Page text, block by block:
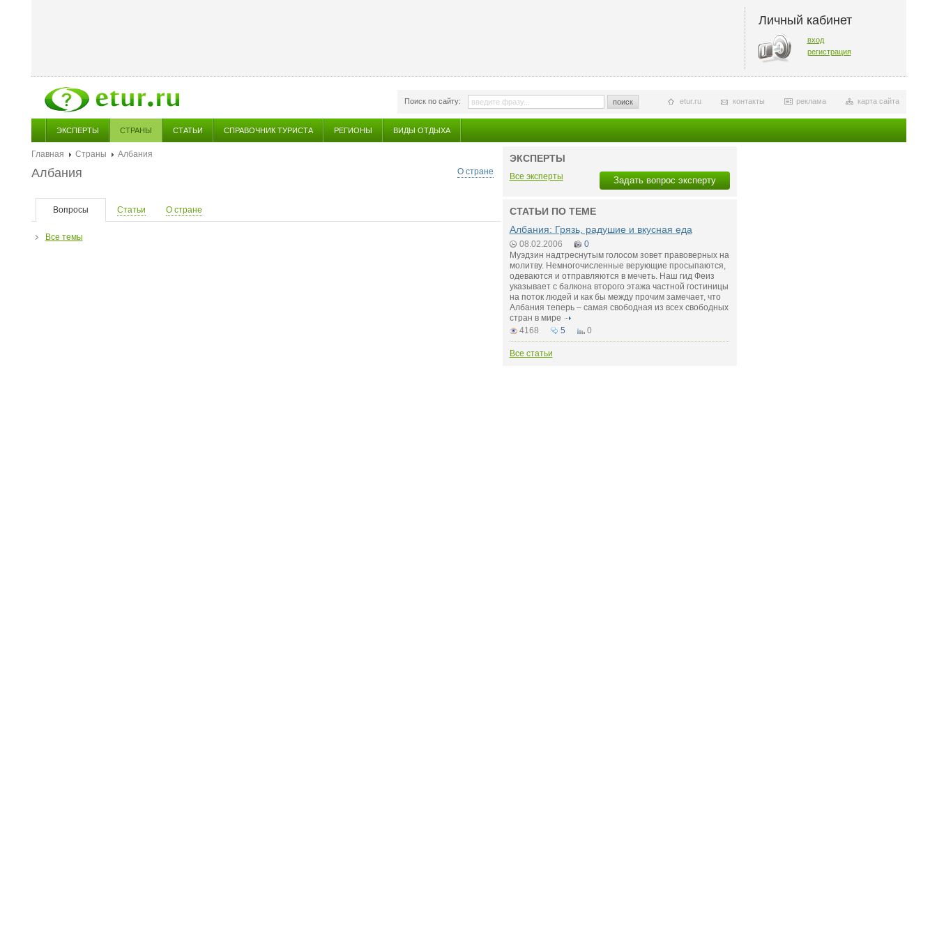
Личный кабинет
вход
регистрация
Поиск по сайту: поиск карта сайта
реклама
контакты
etur.ru
ЭКСПЕРТЫ СТРАНЫ СТАТЬИ СПРАВОЧНИК ТУРИСТА РЕГИОНЫ ВИДЫ ОТДЫХА
Главная Страны
Албания
О стране
Албания
Вопросы Статьи О стране
Все темы
ЭКСПЕРТЫ
Задать вопрос эксперту
Все эксперты
СТАТЬИ ПО ТЕМЕ
Албания: Грязь, радушие и вкусная еда
08.02.2006
0
Муэдзин надтреснутым голосом зовет правоверных на
молитву. Немногочисленные верующие просыпаются,
одеваются и отправляются в мечеть. Наш гид Феиз
указывает с балкона второго этажа частной гостиницы
на поток людей и как бы между прочим замечает, что
Албания теперь – самая свободная из всех свободных
стран в мире
4168
5 0
Все статьи